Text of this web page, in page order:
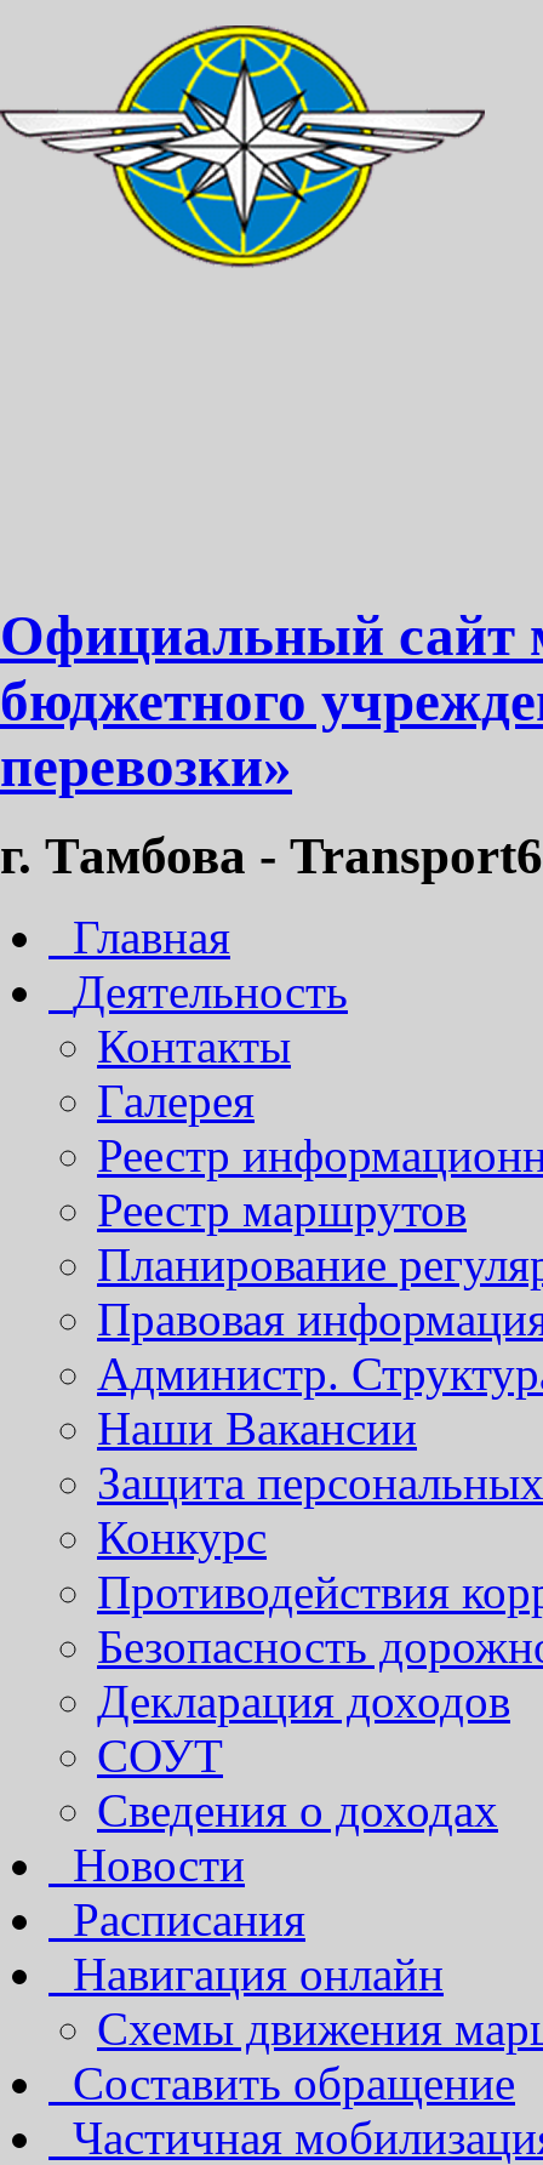
Официальный сайт
бюджетного
перевозки»
г. Тамбова -
Главная
Деятельность
Контакты
Галерея
Реестр
Реестр маршрутов
Планирование
Правовая
Администр.
Наши Вакансии
Защита
Конкурс
Противодействия
Безопасность
Декларация доходов
СОУТ
Сведения о доходах
Новости
Расписания
Навигация онлайн
Схемы движения
Составить обращение
Частичная